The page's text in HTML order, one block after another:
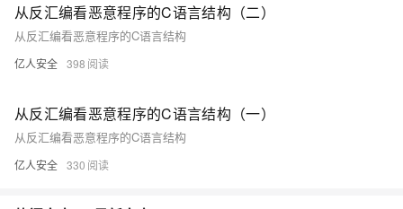
从反汇编看恶意程序的C语言结构（二）
从反汇编看恶意程序的C语言结构
亿人安全 398
从反汇编看恶意程序的C语言结构（一）
从反汇编看恶意程序的C语言结构
亿人安全 330